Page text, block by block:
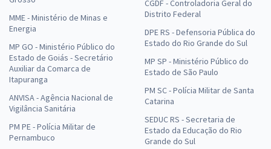
MME - Ministério de Minas e
Energia
MP GO - Ministério Público do
Estado de Goiás - Secretário
Auxiliar da Comarca de
Itapuranga
ANVISA - Agência Nacional de
Vigilância Sanitária
PM PE - Polícia Militar de
Pernambuco
CGDF - Controladoria Geral do
Distrito Federal
DPE RS - Defensoria Pública do
Estado do Rio Grande do Sul
MP SP - Ministério Público do
Estado de São Paulo
PM SC - Polícia Militar de Santa
Catarina
SEDUC RS - Secretaria de
Estado da Educação do Rio
Grande do Sul